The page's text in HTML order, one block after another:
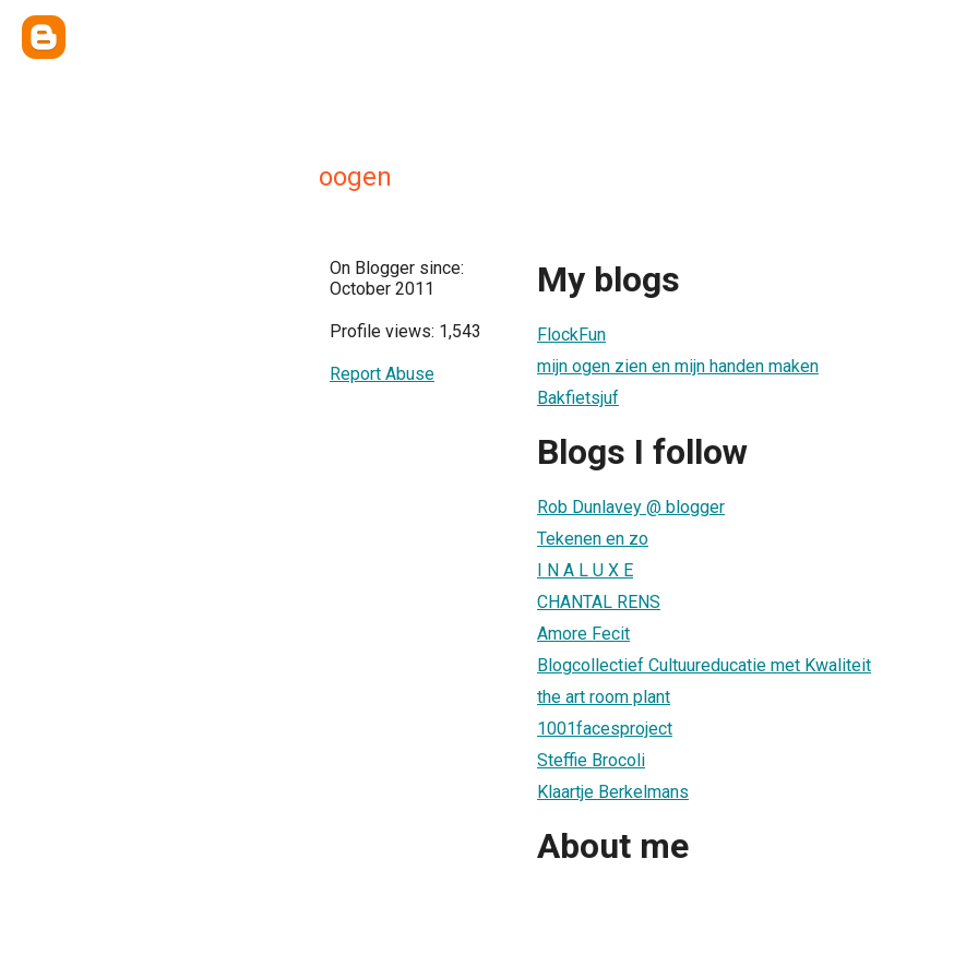
oogen
On Blogger since:
October 2011
Profile views: 1,543
Report Abuse
My blogs
FlockFun
mijn ogen zien en mijn handen maken
Bakfietsjuf
Blogs I follow
Rob Dunlavey @ blogger
Tekenen en zo
I N A L U X E
CHANTAL RENS
Amore Fecit
Blogcollectief Cultuureducatie met Kwaliteit
the art room plant
1001facesproject
Steffie Brocoli
Klaartje Berkelmans
About me